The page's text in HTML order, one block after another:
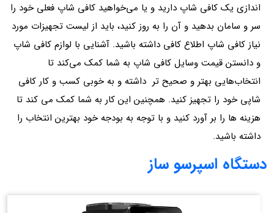
اندازی یک کافی شاپ دارید و یا می‌خواهید کافی شاپ فعلی خود را
سر و سامان بدهید و آن را به روز کنید، باید از لیست تجهیزات مورد
نیاز کافی شاپ اطلاع کافی داشته باشید. آشنایی با لوازم کافی شاپ
و دانستن قیمت وسایل کافی شاپ به شما کمک می‌کند تا
انتخاب‌هایی بهتر و صحیح تر داشته و به خوبی کسب و کار کافی
شاپی خود را تجهیز کنید. همچنین این کار به شما کمک می کند تا
هزینه ها را بر آورد کنید و با توجه به بودجه خود بهترین انتخاب را
داشته باشید.
دستگاه اسپرسو ساز